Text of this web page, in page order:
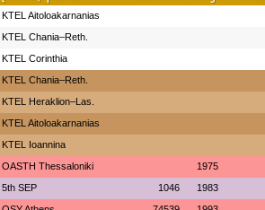
KTEL Aitoloakarnanias
KTEL Chania–Reth.
KTEL Corinthia
KTEL Chania–Reth.
KTEL Heraklion–Las.
KTEL Aitoloakarnanias
KTEL Ioannina
OASTH Thessaloniki 1975
5th SEP 1046 1983